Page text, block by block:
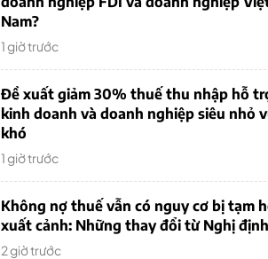
Nam?
1 giờ trước
Đề xuất giảm 30% thuế thu nhập hỗ
kinh doanh và doanh nghiệp siêu nhỏ
khó
1 giờ trước
Không nợ thuế vẫn có nguy cơ bị tạm
xuất cảnh: Những thay đổi từ Nghị
2 giờ trước